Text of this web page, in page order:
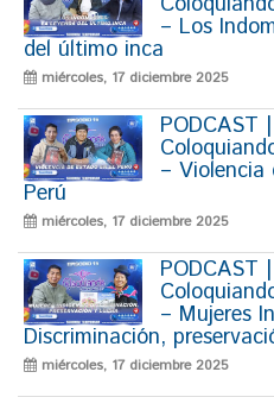
– Los
del último inca
miércoles, 17 diciembre 2025
PODCAST
– Violencia
Perú
miércoles, 17 diciembre 2025
PODCAST
– Mujeres
Discriminación,
miércoles, 17 diciembre 2025